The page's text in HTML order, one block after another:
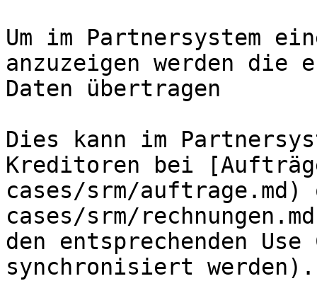
Um im Partnersystem
anzuzeigen werden die
Daten übertragen
Dies kann im
Kreditoren bei
cases/srm/auftrage.md)
cases/srm/
den entsprechenden Use